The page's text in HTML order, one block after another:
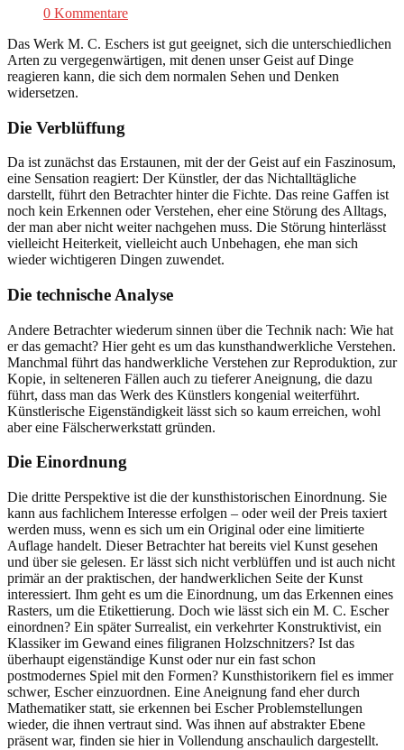
0 Kommentare
Das Werk M. C. Eschers ist gut geeignet, sich die unterschiedlichen
Arten zu vergegenwärtigen, mit denen unser Geist auf Dinge
reagieren kann, die sich dem normalen Sehen und Denken
widersetzen.
Die Verblüffung
Da ist zunächst das Erstaunen, mit der der Geist auf ein Faszinosum,
eine Sensation reagiert: Der Künstler, der das Nichtalltägliche
darstellt, führt den Betrachter hinter die Fichte. Das reine Gaffen ist
noch kein Erkennen oder Verstehen, eher eine Störung des Alltags,
der man aber nicht weiter nachgehen muss. Die Störung hinterlässt
vielleicht Heiterkeit, vielleicht auch Unbehagen, ehe man sich
wieder wichtigeren Dingen zuwendet.
Die technische Analyse
Andere Betrachter wiederum sinnen über die Technik nach: Wie hat
er das gemacht? Hier geht es um das kunsthandwerkliche Verstehen.
Manchmal führt das handwerkliche Verstehen zur Reproduktion, zur
Kopie, in selteneren Fällen auch zu tieferer Aneignung, die dazu
führt, dass man das Werk des Künstlers kongenial weiterführt.
Künstlerische Eigenständigkeit lässt sich so kaum erreichen, wohl
aber eine Fälscherwerkstatt gründen.
Die Einordnung
Die dritte Perspektive ist die der kunsthistorischen Einordnung. Sie
kann aus fachlichem Interesse erfolgen – oder weil der Preis taxiert
werden muss, wenn es sich um ein Original oder eine limitierte
Auflage handelt. Dieser Betrachter hat bereits viel Kunst gesehen
und über sie gelesen. Er lässt sich nicht verblüffen und ist auch nicht
primär an der praktischen, der handwerklichen Seite der Kunst
interessiert. Ihm geht es um die Einordnung, um das Erkennen eines
Rasters, um die Etikettierung. Doch wie lässt sich ein M. C. Escher
einordnen? Ein später Surrealist, ein verkehrter Konstruktivist, ein
Klassiker im Gewand eines filigranen Holzschnitzers? Ist das
überhaupt eigenständige Kunst oder nur ein fast schon
postmodernes Spiel mit den Formen? Kunsthistorikern fiel es immer
schwer, Escher einzuordnen. Eine Aneignung fand eher durch
Mathematiker statt, sie erkennen bei Escher Problemstellungen
wieder, die ihnen vertraut sind. Was ihnen auf abstrakter Ebene
präsent war, finden sie hier in Vollendung anschaulich dargestellt.